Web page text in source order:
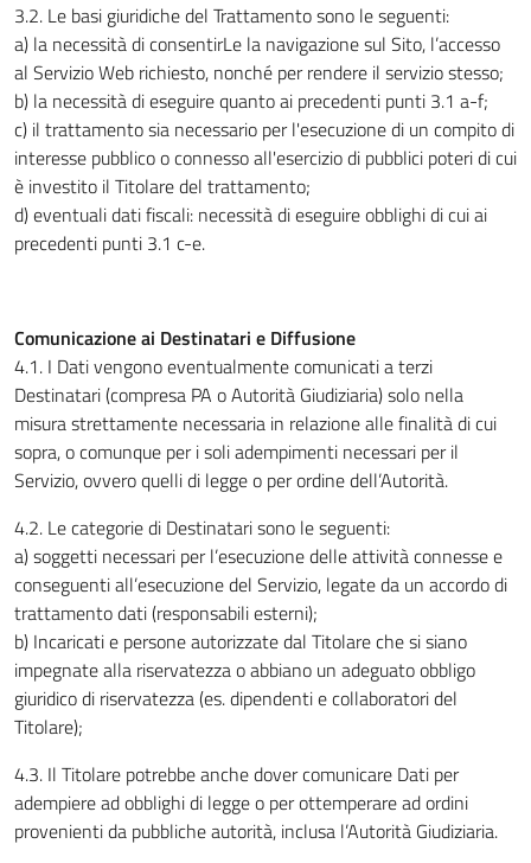
3.2. Le basi giuridiche del Trattamento sono le seguenti:
a) la necessità di consentirLe la navigazione sul Sito, l’accesso
al Servizio Web richiesto, nonché per rendere il servizio stesso;
b) la necessità di eseguire quanto ai precedenti punti 3.1 a-f;
c) il trattamento sia necessario per l'esecuzione di un compito di
interesse pubblico o connesso all'esercizio di pubblici poteri di cui
è investito il Titolare del trattamento;
d) eventuali dati fiscali: necessità di eseguire obblighi di cui ai
precedenti punti 3.1 c-e.
Comunicazione ai Destinatari e Diffusione
4.1. I Dati vengono eventualmente comunicati a terzi
Destinatari (compresa PA o Autorità Giudiziaria) solo nella
misura strettamente necessaria in relazione alle finalità di cui
sopra, o comunque per i soli adempimenti necessari per il
Servizio, ovvero quelli di legge o per ordine dell’Autorità.
4.2. Le categorie di Destinatari sono le seguenti:
a) soggetti necessari per l’esecuzione delle attività connesse e
conseguenti all’esecuzione del Servizio, legate da un accordo di
trattamento dati (responsabili esterni);
b) Incaricati e persone autorizzate dal Titolare che si siano
impegnate alla riservatezza o abbiano un adeguato obbligo
giuridico di riservatezza (es. dipendenti e collaboratori del
Titolare);
4.3. Il Titolare potrebbe anche dover comunicare Dati per
adempiere ad obblighi di legge o per ottemperare ad ordini
provenienti da pubbliche autorità, inclusa l’Autorità Giudiziaria.